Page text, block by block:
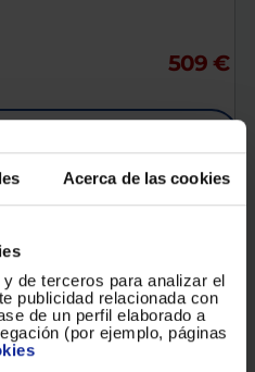
Acerca de las cookies
de terceros para analizar el
publicidad relacionada con
de un perfil elaborado a
(por ejemplo, páginas
509 €